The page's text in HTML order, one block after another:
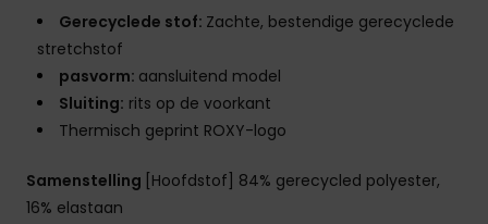
Gerecyclede stof: Zachte, bestendige gerecyclede
stretchstof
pasvorm: aansluitend model
Sluiting: rits op de voorkant
Thermisch geprint ROXY-logo
Samenstelling [Hoofdstof] 84% gerecycled polyester,
16% elastaan